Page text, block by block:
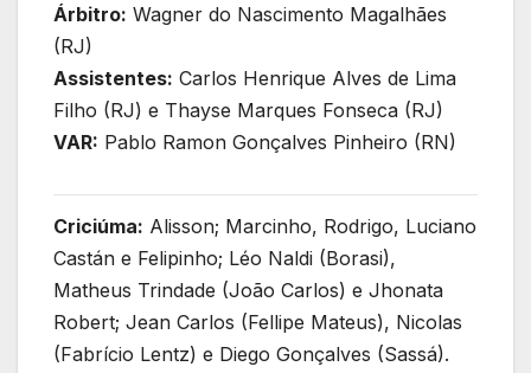
Árbitro: Wagner do Nascimento Magalhães
(RJ)
Assistentes: Carlos Henrique Alves de Lima
Filho (RJ) e Thayse Marques Fonseca (RJ)
VAR: Pablo Ramon Gonçalves Pinheiro (RN)
Criciúma: Alisson; Marcinho, Rodrigo, Luciano
Castán e Felipinho; Léo Naldi (Borasi),
Matheus Trindade (João Carlos) e Jhonata
Robert; Jean Carlos (Fellipe Mateus), Nicolas
(Fabrício Lentz) e Diego Gonçalves (Sassá).